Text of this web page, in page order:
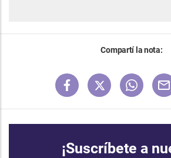
Compartí la nota:
¡Suscríbete a